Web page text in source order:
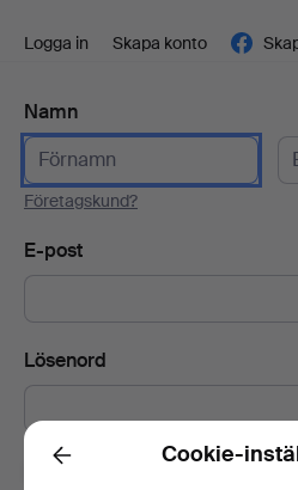
Logga in Skapa konto
Namn
Företagskund?
E-post
Lösenord
Prenumerera på
Back Cookie-